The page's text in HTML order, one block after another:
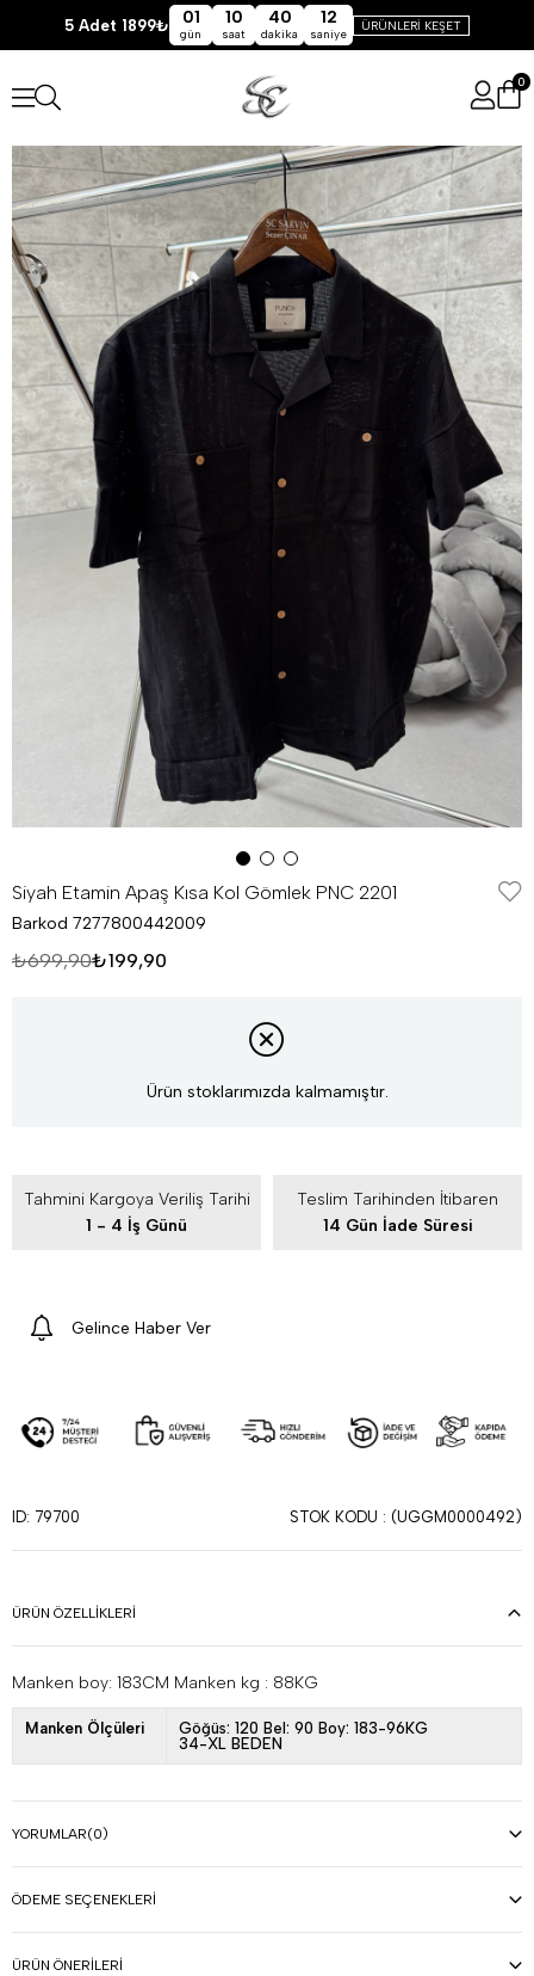
5 Adet 1899₺ 01
gün
10
saat
40
dakika
11
saniye
ÜRÜNLERİ KEŞET
0
Siyah Etamin Apaş Kısa Kol Gömlek PNC 2201
Barkod 7277800442009
₺699,90₺199,90
Ürün stoklarımızda kalmamıştır.
Tahmini Kargoya Veriliş Tarihi
1 - 4 İş Günü
Teslim Tarihinden İtibaren
14 Gün İade Süresi
Gelince Haber Ver
ID: 79700 STOK KODU (UGGM0000492)
ÜRÜN ÖZELLIKLERI
Manken boy: 183CM Manken kg : 88KG
Manken Ölçüleri
Göğüs: 120 Bel: 90 Boy: 183-96KG
34-XL BEDEN
YORUMLAR(0)
ÖDEME SEÇENEKLERI
ÜRÜN ÖNERILERI